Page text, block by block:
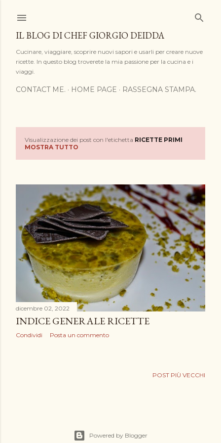
IL BLOG DI CHEF GIORGIO DEIDDA
Cucinare, viaggiare, scoprire nuovi sapori e usarli per creare nuove
ricette. In questo blog troverete la mia passione per la cucina e i
viaggi.
CONTACT ME. HOME PAGE RASSEGNA STAMPA.
s
Visualizzazione dei post con l'etichetta RICETTE PRIMI
MOSTRA TUTTO
dicembre 02, 2022
INDICE GENERALE RICETTE
Condividi Posta un commento
POST PIÙ VECCHI
Powered by Blogger